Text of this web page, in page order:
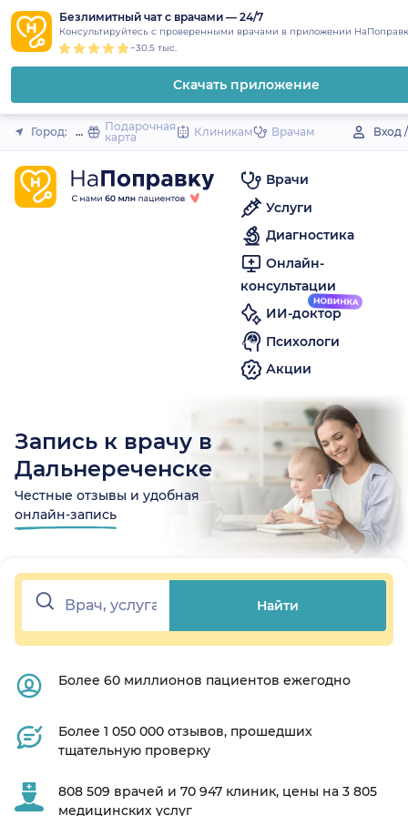
to
content
Безлимитный чат с врачами — 24/7
Консультируйтесь с проверенными врачами в приложении
~30.5 тыс.
Скачать приложение
Закрыть
Город: Дальнереченск
Подарочная
карта
Клиникам Врачам Вход
Врачи
Услуги
Диагностика
Онлайн-
консультации
ИИ-доктор
Психологи
Акции
Запись к врачу в
Дальнереченске
Честные отзывы и удобная
онлайн-запись
Найти
Более 60 миллионов пациентов ежегодно
Более 1 050 000 отзывов, прошедших
тщательную проверку
808 509 врачей и 70 947 клиник, цены на 3 805
медицинских услуг